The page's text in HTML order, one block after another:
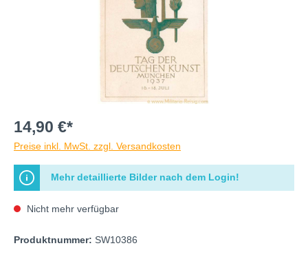
14,90 €*
Preise inkl. MwSt. zzgl. Versandkosten
Mehr detaillierte Bilder nach dem Login!
Nicht mehr verfügbar
Produktnummer: SW10386